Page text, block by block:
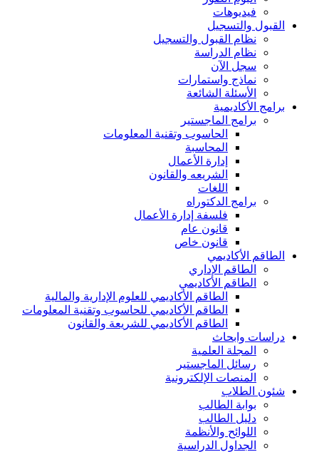
فيديوهات
القبول والتسجيل
نظام القبول والتسجيل
نظام الدراسة
سجل الآن
نماذج واستمارات
الأسئلة الشائعة
برامج الأكاديمية
برامج الماجستير
الحاسوب وتقنية المعلومات
المحاسبة
إدارة الأعمال
الشريعه والقانون
اللغات
برامج الدكتوراه
فلسفة إدارة الأعمال
قانون عام
قانون خاص
الطاقم الأكاديمي
الطاقم الإداري
الطاقم الأكاديمي
الطاقم الأكاديمي للعلوم الإدارية والمالية
الطاقم الأكاديمي للحاسوب وتقنية المعلومات
الطاقم الأكاديمي للشريعة والقانون
دراسات وابحاث
المجلة العلمية
رسائل الماجستير
المنصات الإلكترونية
شئون الطلاب
بوابة الطالب
دليل الطالب
اللوائح والأنظمة
الجداول الدراسية